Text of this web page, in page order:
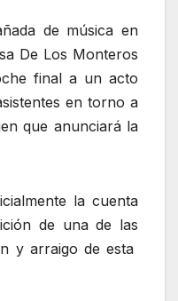
de música en
De Los Monteros
final a un acto
en torno a
que anunciará la
la cuenta
de una de las
y arraigo de esta